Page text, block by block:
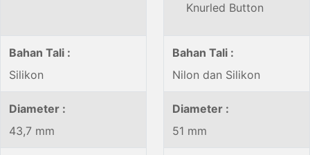
Knurled Button
Bahan Tali :
Silikon
Bahan Tali :
Nilon dan Silikon
Diameter :
43,7 mm
Diameter :
51 mm